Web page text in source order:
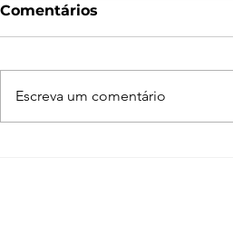
Comentários
Escreva um comentário